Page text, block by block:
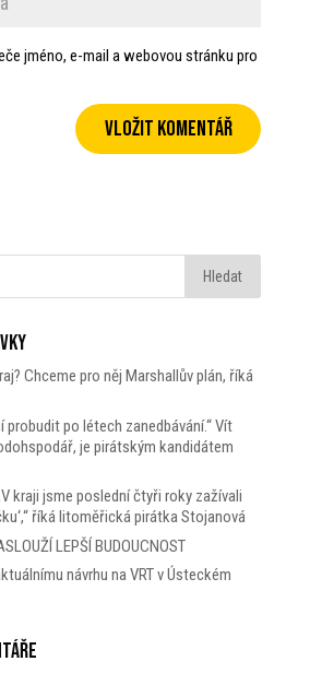
jméno, e-mail a webovou stránku pro
Chceme pro něj Marshallův plán, říká
probudit po létech zanedbávání.“ Vít
je pirátským kandidátem
kraji jsme poslední čtyři roky zažívali
říká litoměřická pirátka Stojanová
LEPŠÍ BUDOUCNOST
návrhu na VRT v Ústeckém